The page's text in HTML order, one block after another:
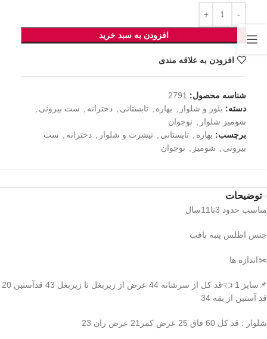
افزودن به سبد خرید
افزودن به علاقه مندی
شناسه محصول: 2791
دسته: بلوز و شلوار بهاره تابستانی دخترانه ست بیرونی
شومیز شلوار
نوجوان
برچسب: بهاره تابستانی تیشرت و شلوار دخترانه
ست
بیرونی
شومیز نوجوان
توضیحات
مناسب حدود 3تا11سال
جنس اطلس پنبه بافت
✂️اندازه ها
📌سایز 1 👈قد کل از سرشانه 44 عرض از زیربغل تا زیربغل 43 قدآستین 20
قد آستین از یقه 34
شلوار : قد کل 60 فاق 25 عرض کمر21 عرض ران 23